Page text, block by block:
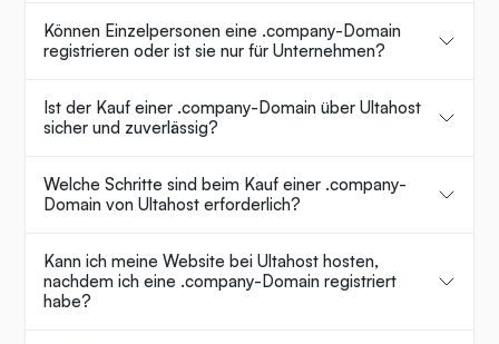
Können Einzelpersonen eine .company-Domain
registrieren oder ist sie nur für Unternehmen?
Ist der Kauf einer .company-Domain über Ultahost
sicher und zuverlässig?
Welche Schritte sind beim Kauf einer .company-
Domain von Ultahost erforderlich?
Kann ich meine Website bei Ultahost hosten,
nachdem ich eine .company-Domain registriert
habe?